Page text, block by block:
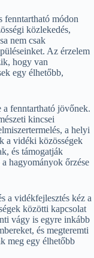
fenntartható módon
közlekedés,
nem csak
Az érzelem
hogy van
egy élhetőbb,
a fenntartható jövőnek.
kincsei
a helyi
a vidéki közösségek
és támogatják
hagyományok őrzése
a vidékfejlesztés kéz a
közötti kapcsolat
vágy is egyre inkább
és megteremti
meg egy élhetőbb